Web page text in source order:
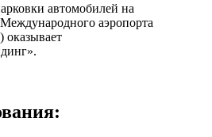
автомобилей на
аэропорта
оказывает